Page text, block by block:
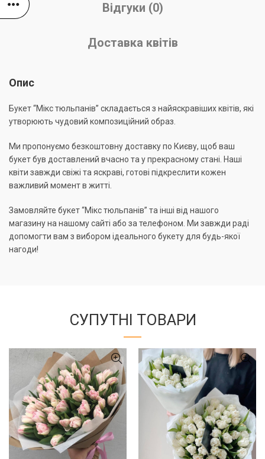
Відгуки (0)
Доставка квітів
Опис
Букет “Мікс тюльпанів” складається з найяскравіших квітів, які
утворюють чудовий композиційний образ.
Ми пропонуємо безкоштовну доставку по Києву, щоб ваш
букет був доставлений вчасно та у прекрасному стані. Наші
квіти завжди свіжі та яскраві, готові підкреслити кожен
важливий момент в житті.
Замовляйте букет “Мікс тюльпанів” та інші від нашого
магазину на нашому сайті або за телефоном. Ми завжди раді
допомогти вам з вибором ідеального букету для будь-якої
нагоди!
СУПУТНІ ТОВАРИ